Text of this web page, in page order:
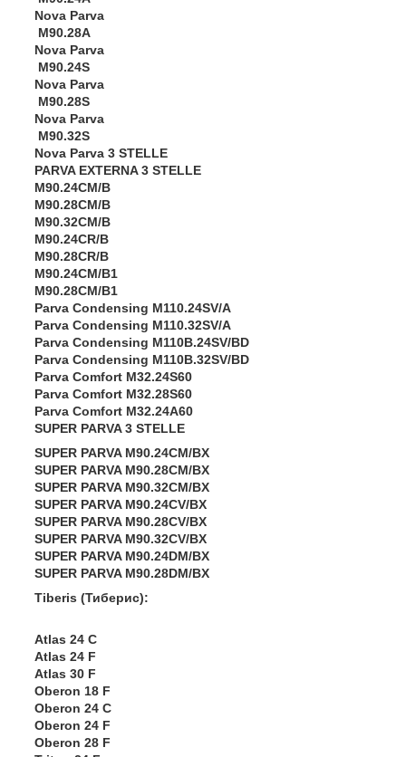
Nova Parva
M90.28A
Nova Parva
M90.24S
Nova Parva
M90.28S
Nova Parva
M90.32S
Nova Parva 3 STELLE
PARVA EXTERNA 3 STELLE
M90.24CM/B
M90.28CM/B
M90.32CM/B
M90.24CR/B
M90.28CR/B
M90.24CM/B1
M90.28CM/B1
Parva Condensing M110.24SV/A
Parva Condensing M110.32SV/A
Parva Condensing M110B.24SV/BD
Parva Condensing M110B.32SV/BD
Parva Comfort M32.24S60
Parva Comfort M32.28S60
Parva Comfort M32.24A60
SUPER PARVA 3 STELLE
SUPER PARVA M90.24CM/BX
SUPER PARVA M90.28CM/BX
SUPER PARVA M90.32CM/BX
SUPER PARVA M90.24CV/BX
SUPER PARVA M90.28CV/BX
SUPER PARVA M90.32CV/BX
SUPER PARVA M90.24DM/BX
SUPER PARVA M90.28DM/BX
Tiberis (Тиберис):
Atlas 24 C
Atlas 24 F
Atlas 30 F
Oberon 18 F
Oberon 24 C
Oberon 24 F
Oberon 28 F